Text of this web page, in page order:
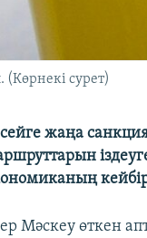
(Көрнекі сурет)
жаңа
Мәскеу өткен